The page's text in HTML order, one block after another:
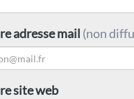
adresse mail (non
site web